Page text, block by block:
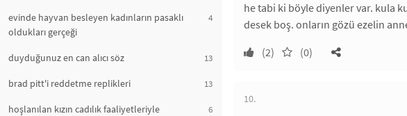
evinde hayvan besleyen kadınların pasaklı
oldukları gerçeği
4
duyduğunuz en can alıcı söz 13
brad pitt'i reddetme replikleri 13
hoşlanılan kızın cadılık faaliyetleriyle
6
he tabi ki böyle diyenler var. kula
desek boş. onların gözü ezelin
(2)
(0)
10.